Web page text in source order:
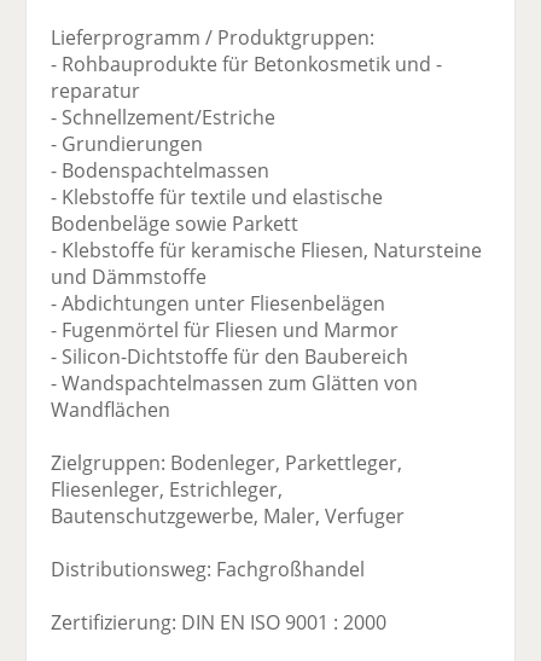
Lieferprogramm / Produktgruppen:
- Rohbauprodukte für Betonkosmetik und -
reparatur
- Schnellzement/Estriche
- Grundierungen
- Bodenspachtelmassen
- Klebstoffe für textile und elastische
Bodenbeläge sowie Parkett
- Klebstoffe für keramische Fliesen, Natursteine
und Dämmstoffe
- Abdichtungen unter Fliesenbelägen
- Fugenmörtel für Fliesen und Marmor
- Silicon-Dichtstoffe für den Baubereich
- Wandspachtelmassen zum Glätten von
Wandflächen
Zielgruppen: Bodenleger, Parkettleger,
Fliesenleger, Estrichleger,
Bautenschutzgewerbe, Maler, Verfuger
Distributionsweg: Fachgroßhandel
Zertifizierung: DIN EN ISO 9001 : 2000